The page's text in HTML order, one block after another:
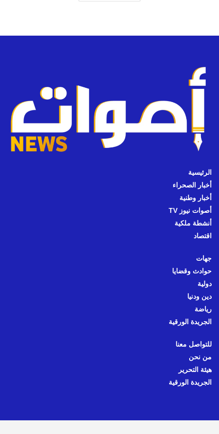
الرئيسية
أخبار الصحراء
أخبار وطنية
أصوات نيوز TV
أنشطة ملكية
اقتصاد
جهات
حوادث وقضايا
دولية
دين ودنيا
رياضة
الجريدة الورقية
للتواصل معنا
من نحن
هيئة التحرير
الجريدة الورقية